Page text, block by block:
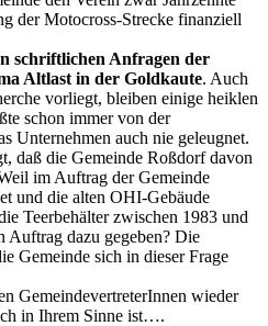
der Motocross-Strecke finanziell
schriftlichen Anfragen der
Altlast in der Goldkaute. Auch
vorliegt, bleiben einige heiklen
schon immer von der
Unternehmen auch nie geleugnet.
daß die Gemeinde Roßdorf davon
im Auftrag der Gemeinde
und die alten OHI-Gebäude
Teerbehälter zwischen 1983 und
Auftrag dazu gegeben? Die
Gemeinde sich in dieser Frage
GemeindevertreterInnen wieder
in Ihrem Sinne ist….